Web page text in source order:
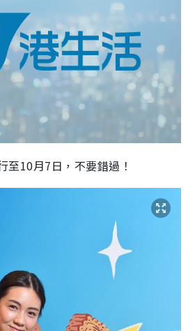
至10月7日，不要錯過！